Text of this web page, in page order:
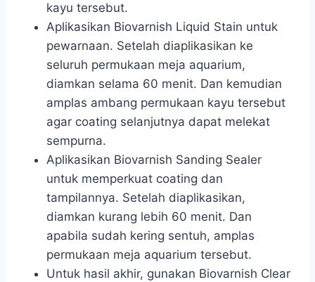
kayu tersebut.
Aplikasikan Biovarnish Liquid Stain untuk
pewarnaan. Setelah diaplikasikan ke
seluruh permukaan meja aquarium,
diamkan selama 60 menit. Dan kemudian
amplas ambang permukaan kayu tersebut
agar coating selanjutnya dapat melekat
sempurna.
Aplikasikan Biovarnish Sanding Sealer
untuk memperkuat coating dan
tampilannya. Setelah diaplikasikan,
diamkan kurang lebih 60 menit. Dan
apabila sudah kering sentuh, amplas
permukaan meja aquarium tersebut.
Untuk hasil akhir, gunakan Biovarnish Clear